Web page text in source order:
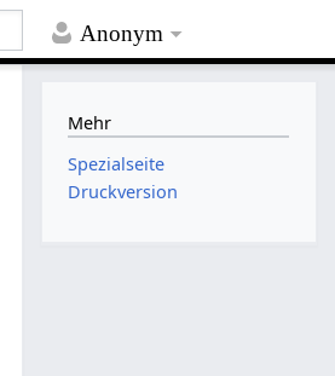
Anonym
Mehr
Spezialseite
Druckversion